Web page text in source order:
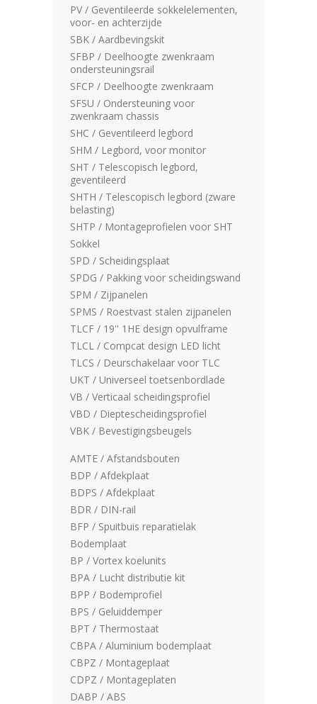
PV / Geventileerde sokkelelementen,
voor- en achterzijde
SBK / Aardbevingskit
SFBP / Deelhoogte zwenkraam
ondersteuningsrail
SFCP / Deelhoogte zwenkraam
SFSU / Ondersteuning voor
zwenkraam chassis
SHC / Geventileerd legbord
SHM / Legbord, voor monitor
SHT / Telescopisch legbord,
geventileerd
SHTH / Telescopisch legbord (zware
belasting)
SHTP / Montageprofielen voor SHT
Sokkel
SPD / Scheidingsplaat
SPDG / Pakking voor scheidingswand
SPM / Zijpanelen
SPMS / Roestvast stalen zijpanelen
TLCF / 19'' 1HE design opvulframe
TLCL / Compcat design LED licht
TLCS / Deurschakelaar voor TLC
UKT / Universeel toetsenbordlade
VB / Verticaal scheidingsprofiel
VBD / Dieptescheidingsprofiel
VBK / Bevestigingsbeugels
AMTE / Afstandsbouten
BDP / Afdekplaat
BDPS / Afdekplaat
BDR / DIN-rail
BFP / Spuitbuis reparatielak
Bodemplaat
BP / Vortex koelunits
BPA / Lucht distributie kit
BPP / Bodemprofiel
BPS / Geluiddemper
BPT / Thermostaat
CBPA / Aluminium bodemplaat
CBPZ / Montageplaat
CDPZ / Montageplaten
DABP / ABS